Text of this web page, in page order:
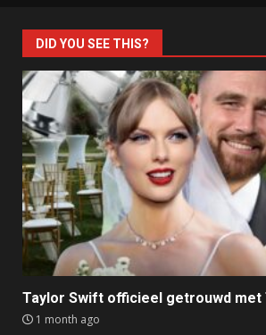
DID YOU SEE THIS?
Taylor Swift officieel getrouwd met
1 month ago